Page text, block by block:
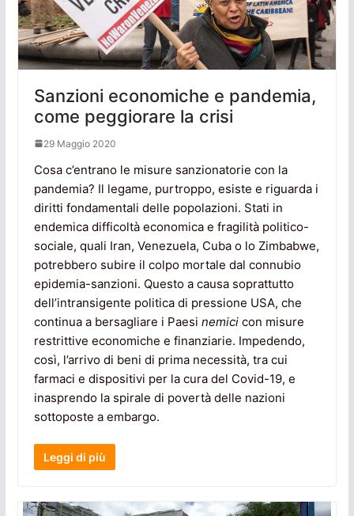
Sanzioni economiche e pandemia,
come peggiorare la crisi
29 Maggio 2020
Cosa c’entrano le misure sanzionatorie con la
pandemia? Il legame, purtroppo, esiste e riguarda i
diritti fondamentali delle popolazioni. Stati in
endemica difficoltà economica e fragilità politico-
sociale, quali Iran, Venezuela, Cuba o lo Zimbabwe,
potrebbero subire il colpo mortale dal connubio
epidemia-sanzioni. Questo a causa soprattutto
dell’intransigente politica di pressione USA, che
continua a bersagliare i Paesi nemicicon misure
restrittive economiche e finanziarie. Impedendo,
così, l’arrivo di beni di prima necessità, tra cui
farmaci e dispositivi per la cura del Covid-19, e
inasprendo la spirale di povertà delle nazioni
sottoposte a embargo.
Leggi di più